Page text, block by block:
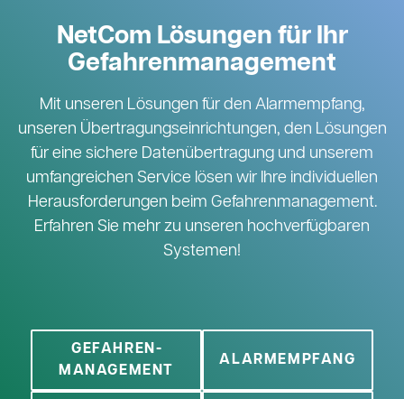
NetCom Lösungen für Ihr
Gefahrenmanagement
Mit unseren Lösungen für den Alarmempfang,
unseren Übertragungseinrichtungen, den Lösungen
für eine sichere Datenübertragung und unserem
umfangreichen Service lösen wir Ihre individuellen
Herausforderungen beim Gefahrenmanagement.
Erfahren Sie mehr zu unseren hochverfügbaren
Systemen!
GEFAHREN­
MANAGEMENT
ALARMEMPFANG